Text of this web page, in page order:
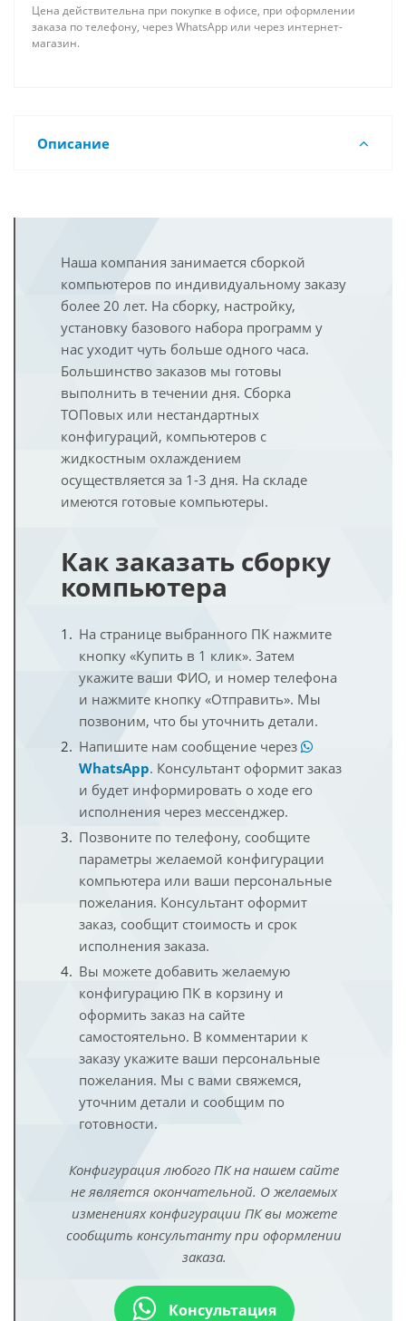
Цена действительна при покупке в офисе, при оформлении
заказа по телефону, через WhatsApp или через интернет-
магазин.
Описание
Наша компания занимается сборкой
компьютеров по индивидуальному заказу
более 20 лет. На сборку, настройку,
установку базового набора программ у
нас уходит чуть больше одного часа.
Большинство заказов мы готовы
выполнить в течении дня. Сборка
ТОПовых или нестандартных
конфигураций, компьютеров с
жидкостным охлаждением
осуществляется за 1-3 дня. На складе
имеются готовые компьютеры.
Как заказать сборку
компьютера
На странице выбранного ПК нажмите
кнопку «Купить в 1 клик». Затем
укажите ваши ФИО, и номер телефона
и нажмите кнопку «Отправить». Мы
позвоним, что бы уточнить детали.
Напишите нам сообщение через
WhatsApp. Консультант оформит заказ
и будет информировать о ходе его
исполнения через мессенджер.
Позвоните по телефону, сообщите
параметры желаемой конфигурации
компьютера или ваши персональные
пожелания. Консультант оформит
заказ, сообщит стоимость и срок
исполнения заказа.
Вы можете добавить желаемую
конфигурацию ПК в корзину и
оформить заказ на сайте
самостоятельно. В комментарии к
заказу укажите ваши персональные
пожелания. Мы с вами свяжемся,
уточним детали и сообщим по
готовности.
Конфигурация любого ПК на нашем сайте
не является окончательной. О желаемых
изменениях конфигурации ПК вы можете
сообщить консультанту при оформлении
заказа.
Консультация